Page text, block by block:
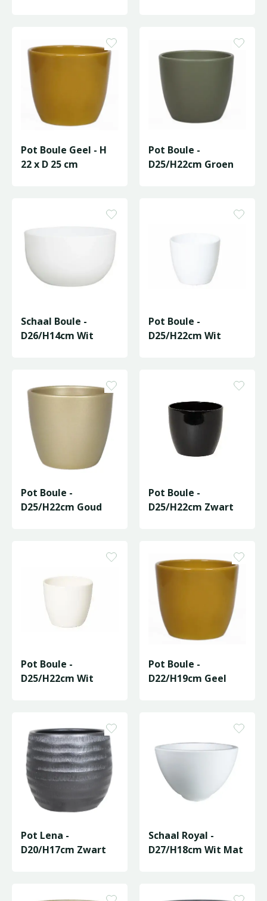
Pot Boule Geel - H
22 x D 25 cm
Pot Boule -
D25/H22cm Groen
Schaal Boule -
D26/H14cm Wit
Pot Boule -
D25/H22cm Wit
Pot Boule -
D25/H22cm Goud
Pot Boule -
D25/H22cm Zwart
Pot Boule -
D25/H22cm Wit
Pot Boule -
D22/H19cm Geel
Pot Lena -
D20/H17cm Zwart
Schaal Royal -
D27/H18cm Wit Mat